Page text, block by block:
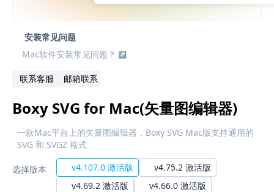
安装常见问题
Mac软件安装常见问题？
联系客服 邮箱联系
Boxy SVG for Mac(矢量图编辑器)
一款Mac平台上的矢量图编辑器，Boxy SVG Mac版支持通用的
SVG 和 SVGZ 格式
选择版本 v4.107.0 激活版
v4.75.2 激活版
v4.69.2 激活版
v4.66.0 激活版